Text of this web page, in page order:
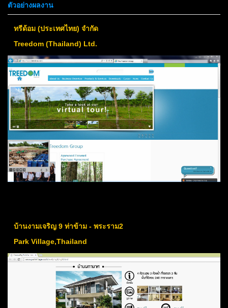
ตัวอย่างผลงาน
ทรีด้อม (ประเทศไทย) จำกัด
Treedom (Thailand) Ltd.
บ้านงามเจริญ 9 ท่าข้าม - พระราม2
Park Village,Thailand